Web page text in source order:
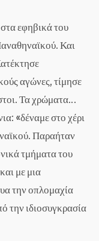
εφηβικά του
Και
αγώνες, τίμησε
Τα χρώματα…
«δέναμε στο χέρι
Παραήταν
τμήματα του
με μια
την οπλομαχία
την ιδιοσυγκρασία